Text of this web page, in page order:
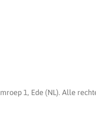
1, Ede (NL). Alle